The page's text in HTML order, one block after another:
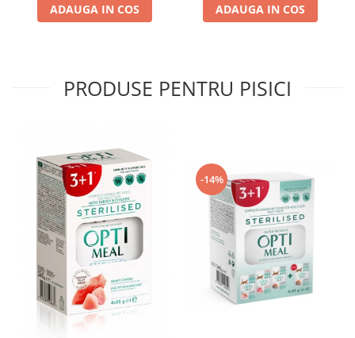
ADAUGA IN COS ADAUGA IN COS
PRODUSE PENTRU PISICI
-14%